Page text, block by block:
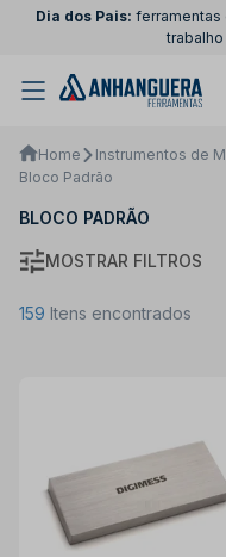
Dia dos Pais: ferramentas
Home Instrumentos de
Bloco Padrão
BLOCO PADRÃO
MOSTRAR FILTROS
159 Itens encontrados